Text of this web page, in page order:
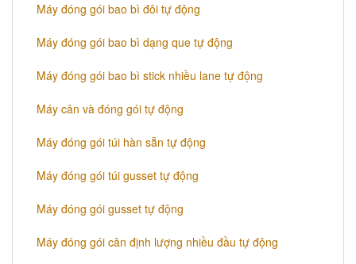
Máy đóng gói bao bì đôi tự động
Máy đóng gói bao bì dạng que tự động
Máy đóng gói bao bì stick nhiều lane tự động
Máy cân và đóng gói tự động
Máy đóng gói túi hàn sẵn tự động
Máy đóng gói túi gusset tự động
Máy đóng gói gusset tự động
Máy đóng gói cân định lượng nhiều đầu tự động